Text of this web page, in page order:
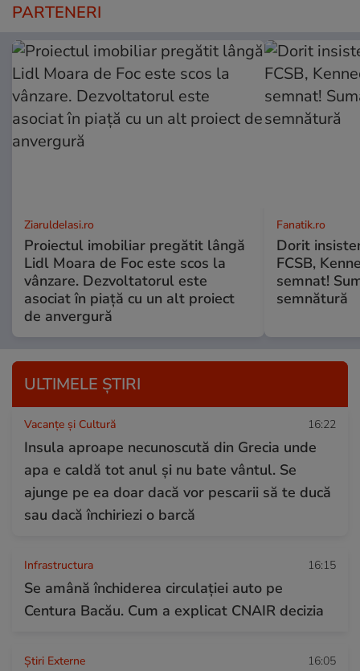
PARTENERI
ZiaruldeIasi.ro
Proiectul imobiliar pregătit lângă
Lidl Moara de Foc este scos la
vânzare. Dezvoltatorul este
asociat în piață cu un alt proiect
de anvergură
Fanatik.ro
Dorit
FCSB,
semnat!
semnătură
ULTIMELE ȘTIRI
Vacanțe și Cultură 16:22
Insula aproape necunoscută din Grecia unde
apa e caldă tot anul și nu bate vântul. Se
ajunge pe ea doar dacă vor pescarii să te ducă
sau dacă închiriezi o barcă
Infrastructura 16:15
Se amână închiderea circulației auto pe
Centura Bacău. Cum a explicat CNAIR decizia
Știri Externe 16:05